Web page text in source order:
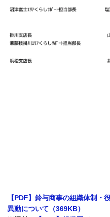
【PDF】鈴与商事の組織体制・
異動について（369KB）